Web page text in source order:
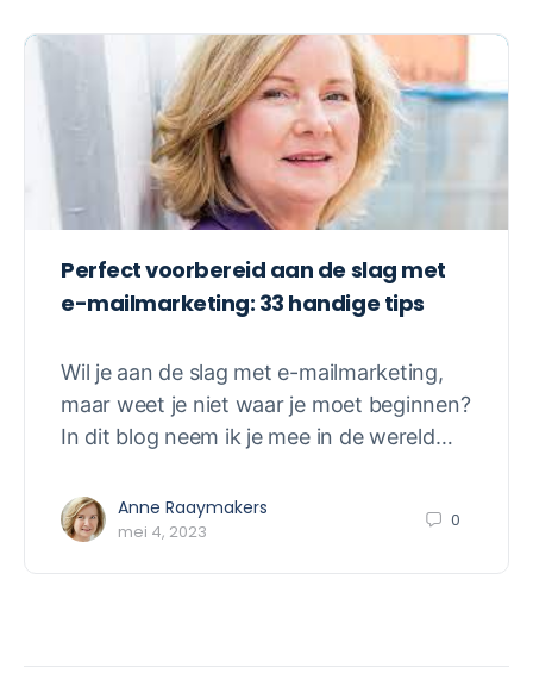
Perfect voorbereid aan de slag met
e-mailmarketing: 33 handige tips
Wil je aan de slag met e-mailmarketing,
maar weet je niet waar je moet beginnen?
In dit blog neem ik je mee in de wereld…
Anne Raaymakers
mei 4, 2023
0